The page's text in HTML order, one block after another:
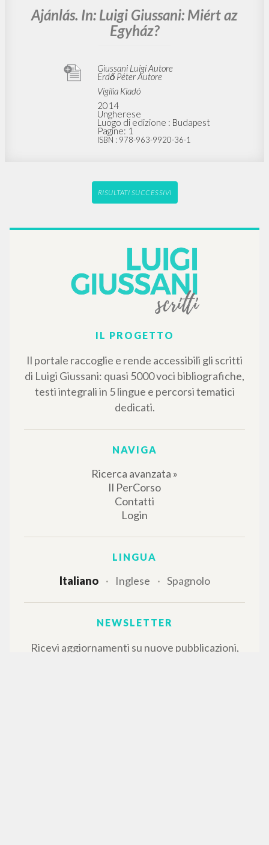
Ajánlás. In: Luigi Giussani: Miért az
Egyház?
Giussani Luigi Autore
Erdő Péter Autore
Vigilia Kiadó
2014
Ungherese
Luogo di edizione : Budapest
Pagine: 1
ISBN : 978-963-9920-36-1
RISULTATI SUCCESSIVI
IL PROGETTO
Il portale raccoglie e rende accessibili gli scritti
di Luigi Giussani: quasi 5000 voci bibliografiche,
testi integrali in 5 lingue e percorsi tematici
dedicati.
NAVIGA
Ricerca avanzata »
Il PerCorso
Contatti
Login
LINGUA
Italiano Inglese Spagnolo
NEWSLETTER
Ricevi aggiornamenti su nuove pubblicazioni,